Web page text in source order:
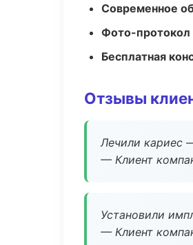
Современное
Фото-протокол
Бесплатная
Отзывы
Лечили кариес
— Клиент
Установили
— Клиент